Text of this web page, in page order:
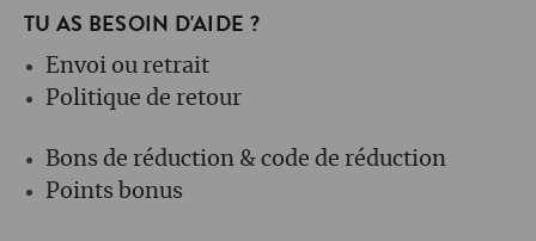
TU AS BESOIN D'AIDE ?
Envoi ou retrait
Politique de retour
Bons de réduction & code de réduction
Points bonus